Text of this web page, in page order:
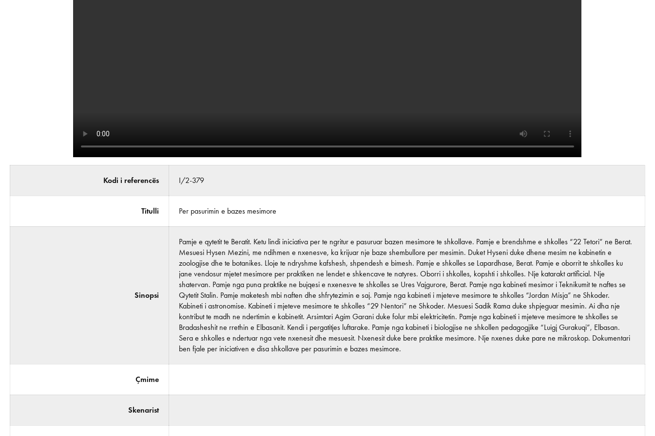
Kodi i referencës I/2-379
Titulli Per pasurimin e bazes mesimore
Sinopsi
Pamje e qytetit te Beratit. Ketu lindi iniciativa per te ngritur e pasuruar bazen mesimore te shkollave. Pamje e brendshme e shkolles “22 Tetori” ne Berat.
Mesuesi Hysen Mezini, me ndihmen e nxenesve, ka krijuar nje baze shembullore per mesimin. Duket Hyseni duke dhene mesim ne kabinetin e
zoologjise dhe te botanikes. Lloje te ndryshme kafshesh, shpendesh e bimesh. Pamje e shkolles se Lapardhase, Berat. Pamje e oborrit te shkolles ku
jane vendosur mjetet mesimore per praktiken ne lendet e shkencave te natyres. Oborri i shkolles, kopshti i shkolles. Nje katarakt artificial. Nje
shatervan. Pamje nga puna praktike ne bujqesi e nxenesve te shkolles se Ures Vajgurore, Berat. Pamje nga kabineti mesimor i Teknikumit te naftes se
Qytetit Stalin. Pamje maketesh mbi naften dhe shfrytezimin e saj. Pamje nga kabineti i mjeteve mesimore te shkolles “Jordan Misja” ne Shkoder.
Kabineti i astronomise. Kabineti i mjeteve mesimore te shkolles “29 Nentori” ne Shkoder. Mesuesi Sadik Rama duke shpjeguar mesimin. Ai dha nje
kontribut te madh ne ndertimin e kabinetit. Arsimtari Agim Garani duke folur mbi elektricitetin. Pamje nga kabineti i mjeteve mesimore te shkolles se
Bradasheshit ne rrethin e Elbasanit. Kendi i pergatitjes luftarake. Pamje nga kabineti i biologjise ne shkollen pedagogjike “Luigj Gurakuqi”, Elbasan.
Sera e shkolles e ndertuar nga vete nxenesit dhe mesuesit. Nxenesit duke bere praktike mesimore. Nje nxenes duke pare ne mikroskop. Dokumentari
ben fjale per iniciativen e disa shkollave per pasurimin e bazes mesimore.
Çmime
Skenarist